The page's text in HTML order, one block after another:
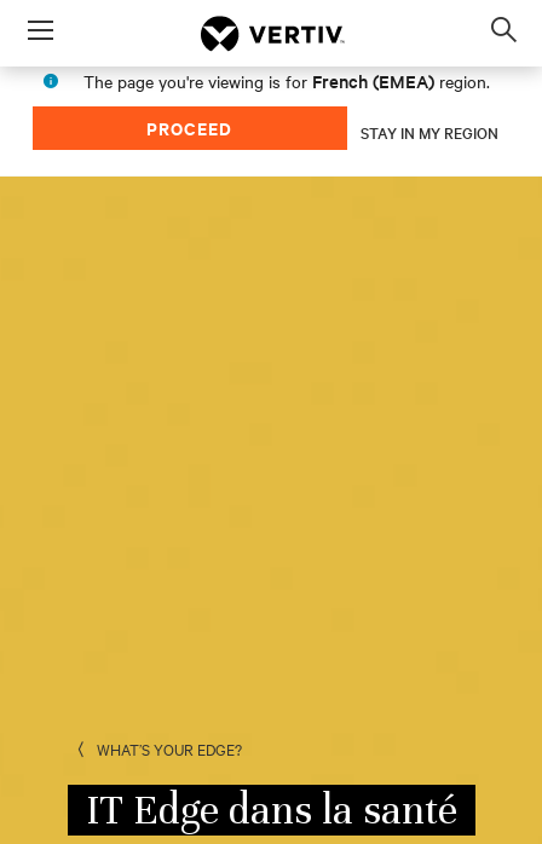
Menu
The page you're viewing is for French (EMEA) region.
PROCEED STAY IN MY REGION
WHAT’S YOUR EDGE?
IT Edge dans la santé